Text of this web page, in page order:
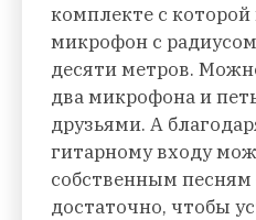
комплекте с
микрофон с
десяти метров.
два микрофона и
друзьями. А
гитарному входу
собственным песням
достаточно, чтобы